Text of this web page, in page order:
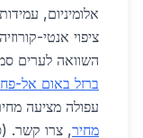
אלומיניום,
ציפוי אנטי-
השוואה לערים
ברזל באום אל-
עפולה מציעה
מחיר, צרו קשר.